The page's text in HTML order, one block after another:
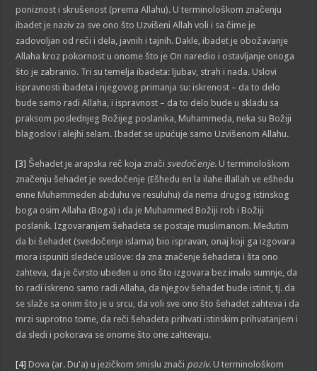
poniznost i skrušenost (prema Allahu). U terminološkom značenju
ibadet je naziv za sve ono što Uzvišeni Allah voli i sa čime je
zadovoljan od reči i dela, javnih i tajnih. Dakle, ibadet je obožavanje
Allaha kroz pokornost u onome što je On naredio i ostavljanje onoga
što je zabranio. Tri su temelja ibadeta: ljubav, strah i nada. Uslovi
ispravnosti ibadeta i njegovog primanja su: iskrenost – da to delo
bude samo radi Allaha, i ispravnost – da to delo bude u skladu sa
praksom poslednjeg Božijeg poslanika, Muhammeda, neka su Božiji
blagoslov i alejhi selam. Ibadet se upućuje samo Uzvišenom Allahu.
[3] Šehadet je arapska reč koja znači svedočenje. U terminološkom
značenju šehadet je svedočenje (Ešhedu en la ilahe illallah ve ešhedu
enne Muhammeden abduhu ve resuluhu) da nema drugog istinskog
boga osim Allaha (Boga) i da je Muhammed Božiji rob i Božiji
poslanik. Izgovaranjem šehadeta se postaje muslimanom. Međutim
da bi šehadet (svedočenje islama) bio ispravan, onaj koji ga izgovara
mora ispuniti sledeće uslove: da zna značenje šehadeta i šta ono
zahteva, da je čvrsto ubeđen u ono što izgovara bez imalo sumnje, da
to radi iskreno samo radi Allaha, da njegov šehadet bude istinit, tj. da
se slaže sa onim što je u srcu, da voli sve ono što šehadet zahteva i da
mrzi suprotno tome, da reči šehadeta prihvati istinskim prihvatanjem i
da sledi i pokorava se onome što one zahtevaju.
[4] Dova (ar. Du'a) u jezičkom smislu znači poziv.U terminološkom